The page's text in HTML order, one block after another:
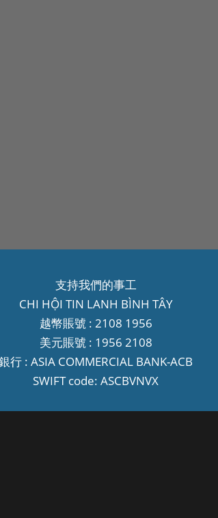
支持我們的事工
CHI HỘI TIN LANH BÌNH TÂY
越幣賬號 : 2108 1956
美元賬號 : 1956 2108
行 : ASIA COMMERCIAL BANK-ACB
SWIFT code: ASCBVNVX